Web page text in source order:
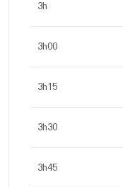
3h
3h00
3h15
3h30
3h45